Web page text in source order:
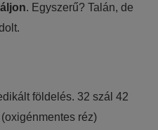
. Egyszerű? Talán, de
földelés. 32 szál 42
réz)